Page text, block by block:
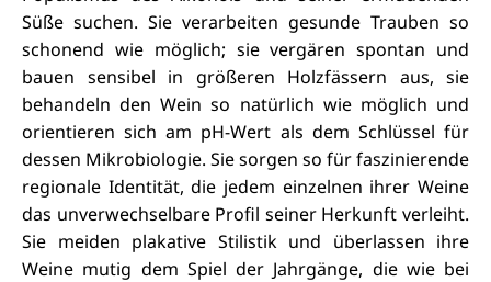
Süße suchen. Sie verarbeiten gesunde Trauben so
schonend wie möglich; sie vergären spontan und
bauen sensibel in größeren Holzfässern aus, sie
behandeln den Wein so natürlich wie möglich und
orientieren sich am pH-Wert als dem Schlüssel für
dessen Mikrobiologie. Sie sorgen so für faszinierende
regionale Identität, die jedem einzelnen ihrer Weine
das unverwechselbare Profil seiner Herkunft verleiht.
Sie meiden plakative Stilistik und überlassen ihre
Weine mutig dem Spiel der Jahrgänge, die wie bei